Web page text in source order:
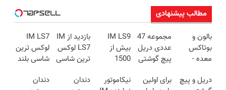
مطالب پیشنهادی
بالون و
بوتاکس
معده -
تضمینی
مجموعه 47
عددی دریل
پیچ گوشتی
(تخفیف به
IM LS9
بیش از
1500
با یکبار
بازدید از IM
LS7 لوکس
ترین شاسی
ایران در
IM LS7
لوکس ترین
شاسی بلند
دریل و پیچ
برای اولین
نیکاموتور
دندان
دندان